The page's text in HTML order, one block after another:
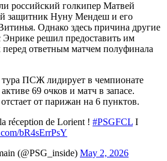
российский голкипер Матвей
защитник Нуну Мендеш и его
Однако здесь причина другие
решил предоставить им
ответным матчем полуфинала
ПСЖ лидирует в чемпионате
69 очков и матч в запасе.
от парижан на 6 пунктов.
réception de Lorient ! #PSGFCL I
bR4sErrPsY
(@PSG_inside) May 2, 2026